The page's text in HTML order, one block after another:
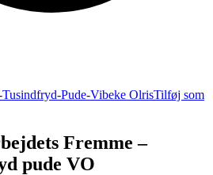
Tilføj som
Fremme –
pude VO